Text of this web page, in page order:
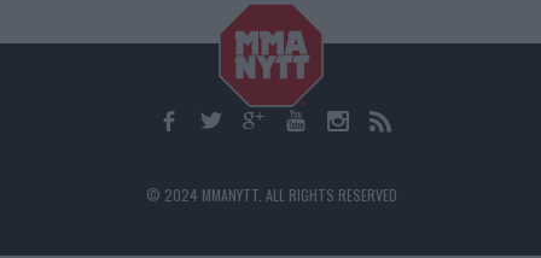
© 2024 MMANYTT. ALL RIGHTS RESERVED